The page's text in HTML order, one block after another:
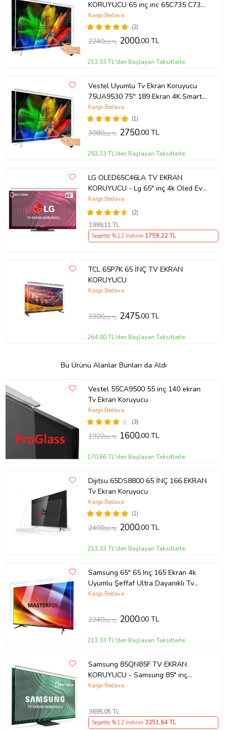
KORUYUCU 65 inç inc 65C735 C735
TCL QLED 4K TV
(2)
Kargo Bedava
2240,00 TL 2000,00 TL
213,33 TL'den Başlayan Taksitlerle
Vestel Uyumlu Tv Ekran Koruyucu
75UA9530 75'' 189 Ekran 4K Smart
Android TV
(1)
Kargo Bedava
3080,00 TL 2750,00 TL
293,33 TL'den Başlayan Taksitlerle
LG OLED65C46LA TV EKRAN
KORUYUCU - Lg 65" inç 4k Oled Evo
Ekran Koruyucu
(2)
Kargo Bedava
1999,11 TL
Sepette %12 İndirim 1759,22 TL
TCL 65P7K 65 İNÇ TV EKRAN
KORUYUCU
Kargo Bedava
3300,00 TL 2475,00 TL
264,00 TL'den Başlayan Taksitlerle
Bu Ürünü Alanlar Bunları da Aldı
Vestel 55CA9500 55 inç 140 ekran
Tv Ekran Koruyucu
(3)
Kargo Bedava
1920,00 TL 1600,00 TL
170,66 TL'den Başlayan Taksitlerle
Dijitsu 65DS8800 65 İNÇ 166 EKRAN
Tv Ekran Koruyucu
(1)
Kargo Bedava
2400,00 TL 2000,00 TL
213,33 TL'den Başlayan Taksitlerle
Samsung 65" 65 Inç 165 Ekran 4k
Uyumlu Şeffaf Ultra Dayanıklı Tv
Ekran KORUYUCU
Kargo Bedava
2240,00 TL 2000,00 TL
213,33 TL'den Başlayan Taksitlerle
Samsung 85QN85F TV EKRAN
KORUYUCU - Samsung 85" inç
214cm 216 Ekran Tv ekran Koruyucu
Kargo Bedava
3695,05 TL
Sepette %12 İndirim 3251,64 TL